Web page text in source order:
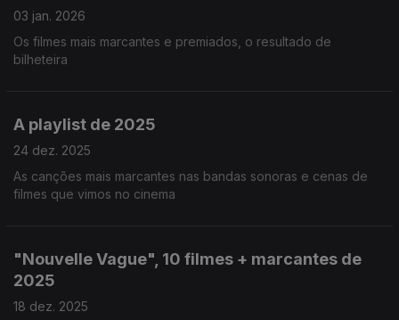
03 jan. 2026
Os filmes mais marcantes e premiados, o resultado de
bilheteira
A playlist de 2025
24 dez. 2025
As canções mais marcantes nas bandas sonoras e cenas de
filmes que vimos no cinema
"Nouvelle Vague", 10 filmes + marcantes de
2025
18 dez. 2025